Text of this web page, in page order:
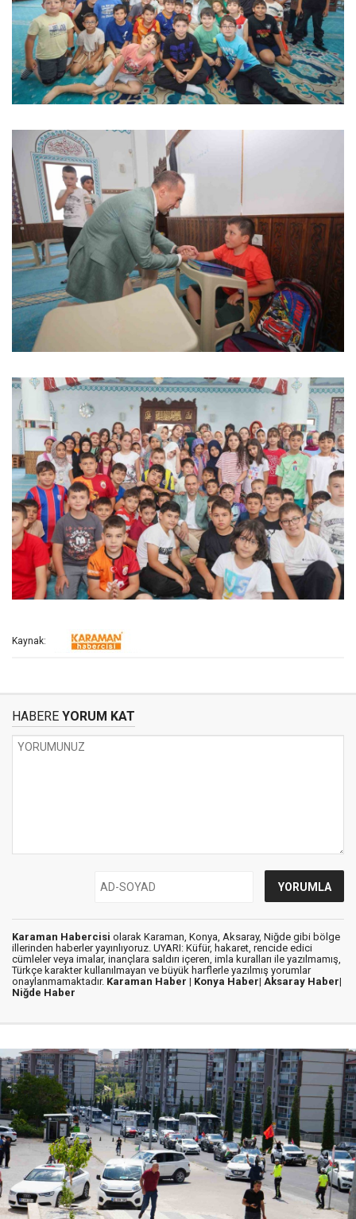
Kaynak:
HABERE YORUM KAT
Karaman Habercisi olarak Karaman, Konya, Aksaray, Niğde gibi bölge
illerinden haberler yayınlıyoruz. UYARI: Küfür, hakaret, rencide edici
cümleler veya imalar, inançlara saldırı içeren, imla kuralları ile yazılmamış,
Türkçe karakter kullanılmayan ve büyük harflerle yazılmış yorumlar
onaylanmamaktadır. Karaman Haber | Konya Haber| Aksaray Haber|
Niğde Haber